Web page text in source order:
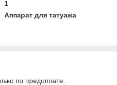
1
Аппарат для татуажа
по предоплате.